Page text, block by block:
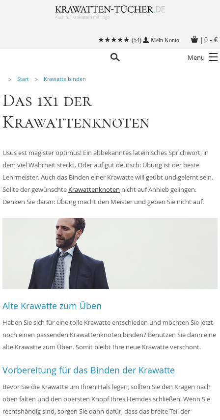
(54) Mein Konto 0.- €
Menu
Alle Accessoires
Stoffmasken
Krawatte binden
Anleitungen
Kontakt
Start Krawatte binden
Das 1x1 der
Krawattenknoten
Usus est magister optimus! Ein altbekanntes lateinisches Sprichwort, in
dem viel Wahrheit steckt. Oder auf gut deutsch: Übung ist der beste
Lehrmeister. Auch das Binden einer Krawatte will geübt und gelernt sein.
Sollte der gewünschte Krawattenknoten nicht auf Anhieb gelingen.
Denken Sie daran: Übung macht den Meister und geben Sie nicht auf.
Alte Krawatte zum Üben
Haben Sie sich für eine tolle Krawatte entschieden und möchten Sie jetzt
noch einen passenden Krawattenknoten binden? Benutzen Sie dann eine
alte Krawatte zum Üben. Somit bleibt Ihre neue Krawatte verschont.
Vorbereitung für das Binden der Krawatte
Bevor Sie die Krawatte um Ihren Hals legen, sollten Sie den Kragen nach
oben falten und den obersten Knopf Ihres Hemdes schließen. Wenn Sie
rechtshändig sind, sorgen Sie dann dafür, dass das breite Teil der